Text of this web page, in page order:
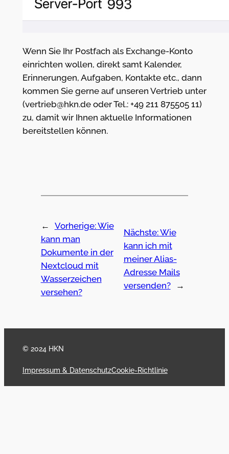
Wenn Sie Ihr Postfach als Exchange-Konto
einrichten wollen, direkt samt Kalender,
Erinnerungen, Aufgaben, Kontakte etc., dann
kommen Sie gerne auf unseren Vertrieb unter
(vertrieb@hkn.de oder Tel.: +49 211 875505 11)
zu, damit wir Ihnen aktuelle Informationen
bereitstellen können.
← Vorherige:Wie
kann man
Dokumente in der
Nextcloud mit
Wasserzeichen
versehen?
Nächste:Wie
kann ich mit
meiner Alias-
Adresse Mails
versenden?
→
© 2024 HKN
Impressum & DatenschutzCookie-Richtlinie